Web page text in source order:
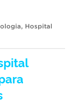
, Hospital